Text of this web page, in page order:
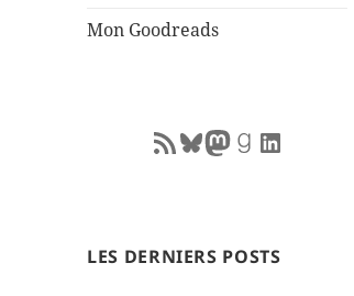
Mon Goodreads
RSS FeedBluesky
Mastodon
Goodreads
LinkedIn
LES DERNIERS POSTS